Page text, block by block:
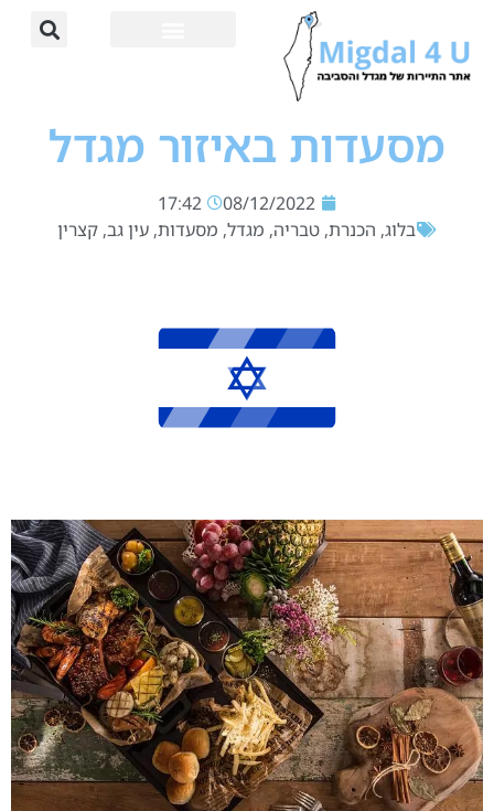
מסעדות באיזור מגדל
08/12/2022
17:42
בלוג, הכנרת, טבריה, מגדל, מסעדות, עין גב, קצרין